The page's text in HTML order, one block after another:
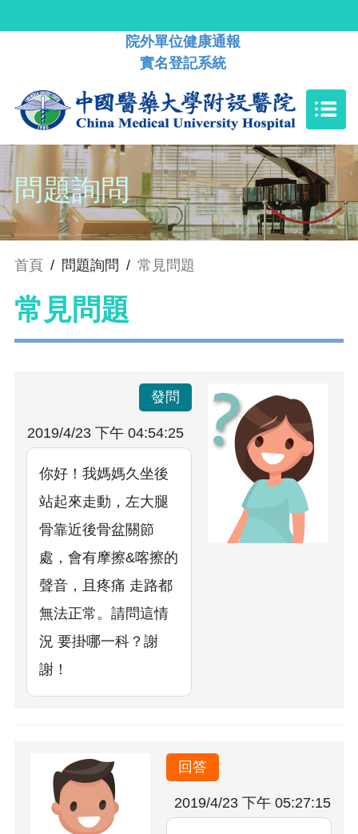
院外單位健康通報
實名登記系統
問題詢問
首頁 / 問題詢問 / 常見問題
常見問題
發問
2019/4/23 下午 04:54:25
你好！我媽媽久坐後
站起來走動，左大腿
骨靠近後骨盆關節
處，會有摩擦&喀擦的
聲音，且疼痛 走路都
無法正常。請問這情
況 要掛哪一科？謝
謝！
回答
2019/4/23 下午 05:27:15